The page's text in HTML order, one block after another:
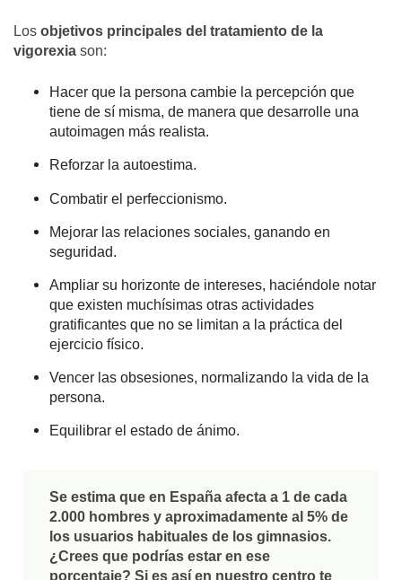
Los objetivos principales del tratamiento de la
vigorexia son:
Hacer que la persona cambie la percepción que
tiene de sí misma, de manera que desarrolle una
autoimagen más realista.
Reforzar la autoestima.
Combatir el perfeccionismo.
Mejorar las relaciones sociales, ganando en
seguridad.
Ampliar su horizonte de intereses, haciéndole notar
que existen muchísimas otras actividades
gratificantes que no se limitan a la práctica del
ejercicio físico.
Vencer las obsesiones, normalizando la vida de la
persona.
Equilibrar el estado de ánimo.
Se estima que en España afecta a 1 de cada
2.000 hombres y aproximadamente al 5% de
los usuarios habituales de los gimnasios.
¿Crees que podrías estar en ese
porcentaje? Si es así en nuestro centro te